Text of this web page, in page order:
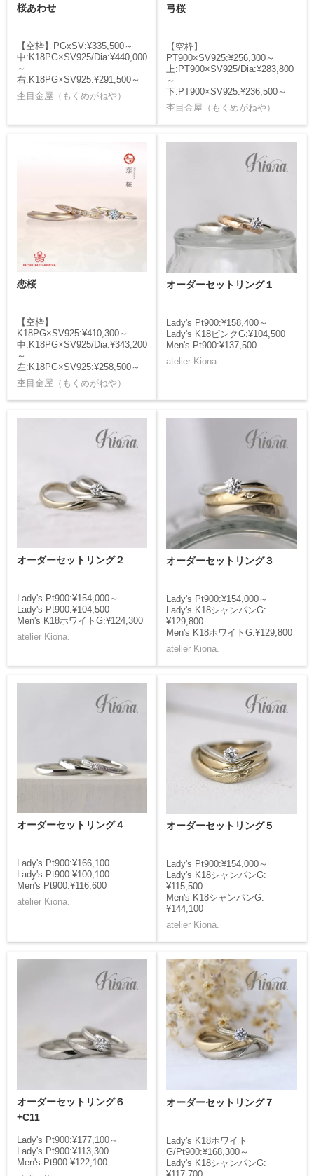
桜あわせ
【空枠】PGxSV:¥335,500～
中:K18PG×SV925/Dia:¥440,000
～
右:K18PG×SV925:¥291,500～
杢目金屋（もくめがねや）
弓桜
【空枠】
PT900×SV925:¥256,300～
上:PT900×SV925/Dia:¥283,800
～
下:PT900×SV925:¥236,500～
杢目金屋（もくめがねや）
恋桜
【空枠】
K18PG×SV925:¥410,300～
中:K18PG×SV925/Dia:¥343,200
～
左:K18PG×SV925:¥258,500～
杢目金屋（もくめがねや）
オーダーセットリング１
Lady's Pt900:¥158,400～
Lady's K18ピンクG:¥104,500
Men's Pt900:¥137,500
atelier Kiona.
オーダーセットリング２
Lady's Pt900:¥154,000～
Lady's Pt900:¥104,500
Men's K18ホワイトG:¥124,300
atelier Kiona.
オーダーセットリング３
Lady's Pt900:¥154,000～
Lady's K18シャンパンG:
¥129,800
Men's K18ホワイトG:¥129,800
atelier Kiona.
オーダーセットリング４
Lady's Pt900:¥166,100
Lady's Pt900:¥100,100
Men's Pt900:¥116,600
atelier Kiona.
オーダーセットリング５
Lady's Pt900:¥154,000～
Lady's K18シャンパンG:
¥115,500
Men's K18シャンパンG:
¥144,100
atelier Kiona.
オーダーセットリング６
+C11
Lady's Pt900:¥177,100～
Lady's Pt900:¥113,300
Men's Pt900:¥122,100
オーダーセットリング７
Lady's K18ホワイト
G/Pt900:¥168,300～
Lady's K18シャンパンG: